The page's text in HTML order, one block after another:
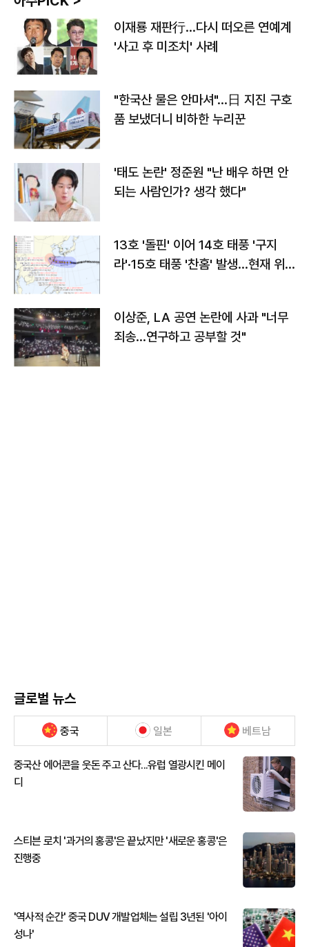
이재룡 재판行…다시 떠오른 연예계
'사고 후 미조치' 사례
"한국산 물은 안마셔"…日 지진 구호
품 보냈더니 비하한 누리꾼
'태도 논란' 정준원 "난 배우 하면 안
되는 사람인가? 생각 했다"
13호 '돌핀' 이어 14호 태풍 '구지
라'·15호 태풍 '찬홈' 발생…현재 위
이상준, LA 공연 논란에 사과 "너무
죄송…연구하고 공부할 것"
글로벌 뉴스
중국 일본 베트남
중국산 에어콘을 웃돈 주고 산다...유럽 열광시킨 메이
디
스티븐 로치 '과거의 홍콩'은 끝났지만 '새로운 홍콩'은
진행중
'역사적 순간' 중국 DUV 개발업체는 설립 3년된 '아이
성나'